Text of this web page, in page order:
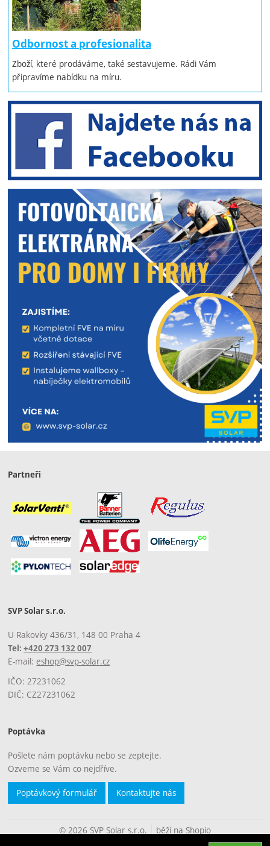
Odbornost a profesionalita
Zboží, které prodáváme, také sestavujeme. Rádi Vám
připravíme nabídku na míru.
Partneři
SVP Solar s.r.o.
U Rakovky 436/31, 148 00 Praha 4
Tel:+420 273 132 007
E-mail: eshop@svp-solar.cz
IČO: 27231062
DIČ: CZ27231062
Poptávka
Pošlete nám poptávku nebo se zeptejte.
Ozveme se Vám co nejdříve.
Poptávkový formulář Kontaktujte nás
© 2026 SVP Solar s.r.o. běží na Shopio